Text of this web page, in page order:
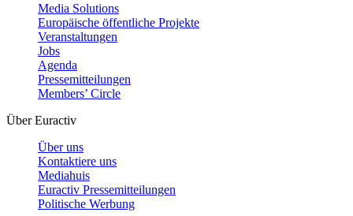
Media Solutions
Europäische öffentliche Projekte
Veranstaltungen
Jobs
Agenda
Pressemitteilungen
Members’ Circle
Über Euractiv
Über uns
Kontaktiere uns
Mediahuis
Euractiv Pressemitteilungen
Politische Werbung